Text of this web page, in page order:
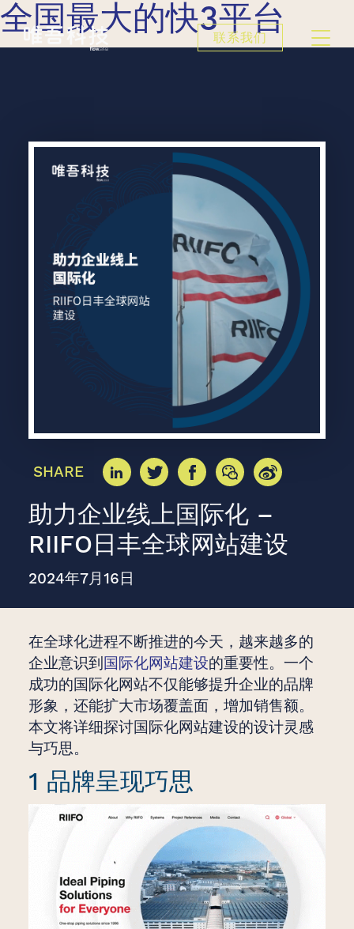
全国最大的快3平台
联系我们
SHARE
助力企业线上国际化 –
RIIFO日丰全球网站建设
2024年7月16日
在全球化进程不断推进的今天，越来越多的
企业意识到 国际化网站建设的重要性。一个
成功的国际化网站不仅能够提升企业的品牌
形象，还能扩大市场覆盖面，增加销售额。
本文将详细探讨国际化网站建设的设计灵感
与巧思。
1 品牌呈现巧思